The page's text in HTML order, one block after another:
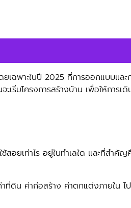
เฉพาะในปี 2025 ที่การออกแบบแล
มโครงการสร้างบ้าน เพื่อให้การเดิ
อยเท่าไร อยู่ในทำเลใด และที่สำคั
ดิน ค่าก่อสร้าง ค่าตกแต่งภายใน ไป